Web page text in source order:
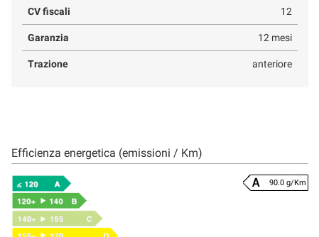
CV fiscali 12
Garanzia 12 mesi
Trazione anteriore
Efficienza energetica (emissioni / Km)
90.0 g/Km